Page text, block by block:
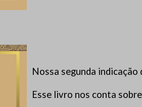
Nossa segunda
Esse livro nos conta